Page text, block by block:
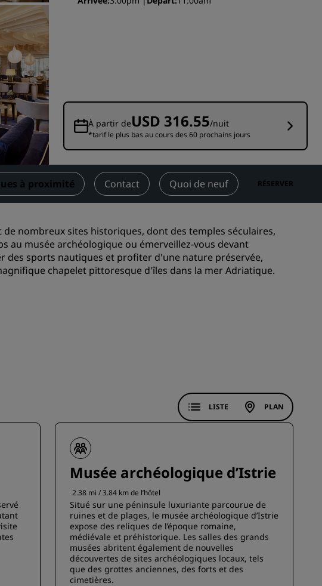
vols
vols
restaurant
Hotels
Hôtels du centre-ville
Consultez notre blog
Radisson Rewards
Découvrez Radisson Rewards
Avantages
Comment gagner des points
Bookers et Planners
À partir deUSD 316.55/nuit
*tarif le plus bas au cours des 60 prochains jours
à proximité Contact Quoi de neuf RÉSERVER
nombreux sites historiques, dont des temples séculaires,
au musée archéologique ou émerveillez-vous devant
sports nautiques et profiter d'une nature préservée,
chapelet pittoresque d'îles dans la mer Adriatique.
LISTE PLAN
Musée archéologique d’Istrie
2.38 mi / 3.84 km de l’hôtel
Situé sur une péninsule luxuriante parcourue de
ruines et de plages, le musée archéologique d’Istrie
expose des reliques de l’époque romaine,
médiévale et préhistorique. Les salles des grands
musées abritent également de nouvelles
découvertes de sites archéologiques locaux, tels
que des grottes anciennes, des forts et des
cimetières.